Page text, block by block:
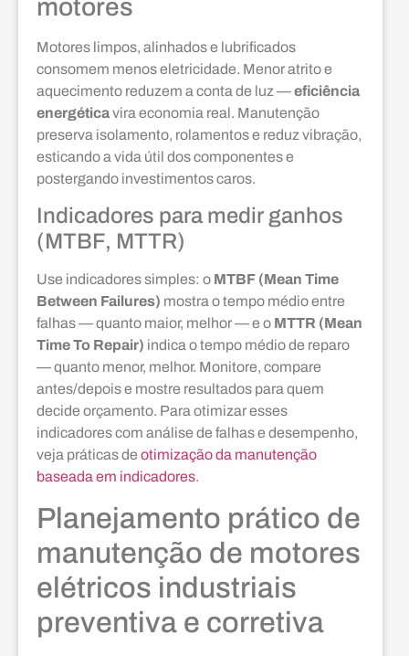
motores
Motores limpos, alinhados e lubrificados
consomem menos eletricidade. Menor atrito e
aquecimento reduzem a conta de luz —eficiência
energéticavira economia real. Manutenção
preserva isolamento, rolamentos e reduz vibração,
esticando a vida útil dos componentes e
postergando investimentos caros.
Indicadores para medir ganhos
(MTBF, MTTR)
Use indicadores simples: o MTBF (Mean Time
Between Failures) mostra o tempo médio entre
falhas — quanto maior, melhor — e o MTTR (Mean
Time To Repair) indica o tempo médio de reparo
— quanto menor, melhor. Monitore, compare
antes/depois e mostre resultados para quem
decide orçamento. Para otimizar esses
indicadores com análise de falhas e desempenho,
veja práticas de otimização da manutenção
baseada em indicadores.
Planejamento prático de
manutenção de motores
elétricos industriais
preventiva e corretiva